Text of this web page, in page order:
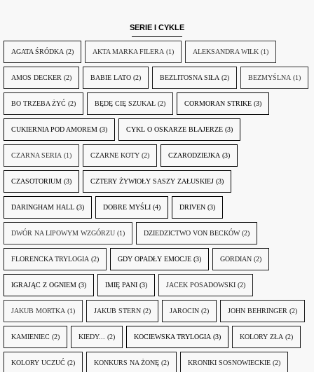
SERIE I CYKLE
AGATA ŚRÓDKA (2) AKTA MARKA FILERA (1) ALEKSANDRA WILK (1)
AMOS DECKER (2) BABIE LATO (2) BEZLITOSNA SIŁA (2) BEZMYŚLNA (1)
BO TRZEBA ŻYĆ (2) BĘDĘ CIĘ SZUKAŁ (2) CORMORAN STRIKE (3)
CUKIERNIA POD AMOREM (3) CYKL O OSKARZE BLAJERZE (3)
CZARNA SERIA (1) CZARNE KOTY (2) CZARODZIEJKA (3)
CZASOTORIUM (3) CZTERY ŻYWIOŁY SASZY ZAŁUSKIEJ (3)
DARINGHAM HALL (3) DOBRE MYŚLI (4) DRIVEN (3)
DWÓR NA LIPOWYM WZGÓRZU (1) DZIEDZICTWO VON BECKÓW (2)
FLORENCKA TRYLOGIA (2) GDY OPADŁY EMOCJE (3) GORDIAN (2)
IGRAJĄC Z OGNIEM (3) IMIĘ PANI (3) JACEK POSADOWSKI (2)
JAKUB MORTKA (1) JAKUB STERN (2) JAROCIN (2) JOHN BEHRINGER (2)
KAMIENIEC (2) KIEDY... (2) KOCIEWSKA TRYLOGIA (3) KOLORY ZŁA (2)
KOLORY UCZUĆ (2) KONKURS NA ŻONĘ (2) KRONIKI SOSNOWIECKIE (2)